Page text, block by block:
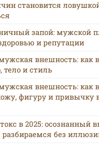
становится
запой: мужской
и репутации
внешность: как
тело и стиль
внешность: как
фигуру и привычку
в 2025: осознанный
без